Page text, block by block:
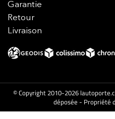
Garantie
Retour
Livraison
© Copyright 2010-2026
déposée - Propriété